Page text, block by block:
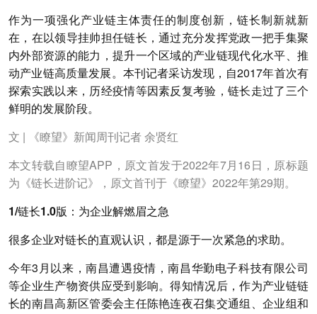
作为一项强化产业链主体责任的制度创新，链长制新就新
在，在以领导挂帅担任链长，通过充分发挥党政一把手集聚
内外部资源的能力，提升一个区域的产业链现代化水平、推
动产业链高质量发展。本刊记者采访发现，自2017年首次有
探索实践以来，历经疫情等因素反复考验，链长走过了三个
鲜明的发展阶段。
文 | 《瞭望》新闻周刊记者 余贤红
本文转载自瞭望APP，原文首发于2022年7月16日，原标题
为《链长进阶记》，原文首刊于《瞭望》2022年第29期。
1/链长1.0版：为企业解燃眉之急
很多企业对链长的直观认识，都是源于一次紧急的求助。
今年3月以来，南昌遭遇疫情，南昌华勤电子科技有限公司
等企业生产物资供应受到影响。得知情况后，作为产业链链
长的南昌高新区管委会主任陈艳连夜召集交通组、企业组和